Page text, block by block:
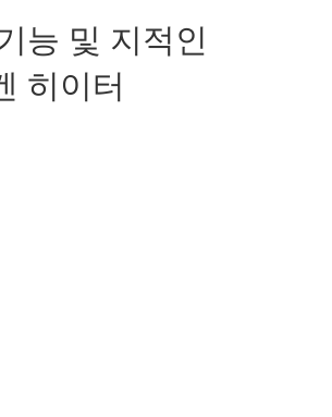
능 및 지적인
히이터